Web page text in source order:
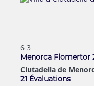
6 3
Menorca Flomertor
Ciutadella de
21 Évaluations